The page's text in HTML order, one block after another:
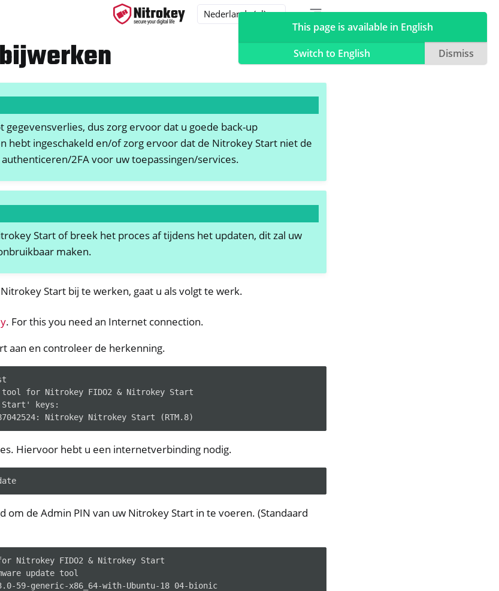
gegevensverlies, dus zorg ervoor dat u goede back-up
hebt ingeschakeld en/of zorg ervoor dat de Nitrokey Start niet de
2FA voor uw toepassingen/services.
Start of breek het proces af tijdens het updaten, dit zal uw
maken.
Start bij te werken, gaat u als volgt te werk.
. For this you need an Internet connection.
aan en controleer de herkenning.
for Nitrokey FIDO2 & Nitrokey Start
keys:
Nitrokey Nitrokey Start (RTM.8)
Hiervoor hebt u een internetverbinding nodig.
om de Admin PIN van uw Nitrokey Start in te voeren. (Standaard
Nitrokey FIDO2 & Nitrokey Start
update tool
59-generic-x86_64-with-Ubuntu-18 04-bionic
This page is available in English
Switch to English
Dismiss